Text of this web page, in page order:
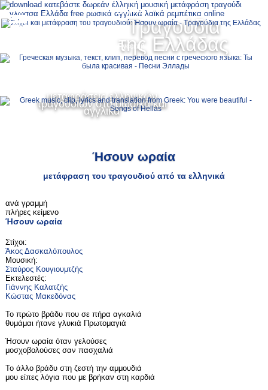
Τραγούδια
της Ελλάδας
μεταφράσεις ελληνικών
τραγουδιών στα ρωσικά και
αγγλικά
Ελληνικά
Русский
MENU
Ήσουν ωραία
μετάφραση του τραγουδιού από τα ελληνικά
ανά γραμμή
πλήρες κείμενο
Ήσουν ωραία
Στίχοι:
Άκος Δασκαλόπουλος
Μουσική:
Σταύρος Κουγιουμτζής
Εκτελεστές:
Γιάννης Καλατζής
Κώστας Μακεδόνας
Το πρώτο βράδυ που σε πήρα αγκαλιά
θυμάμαι ήτανε γλυκιά Πρωτομαγιά
Ήσουν ωραία όταν γελούσες
μοσχοβολούσες σαν πασχαλιά
Το άλλο βράδυ στη ζεστή την αμμουδιά
μου είπες λόγια που με βρήκαν στη καρδιά